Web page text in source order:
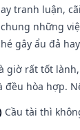
tranh luận,
những
gây ẩu đả
giờ rất tốt
hòa hợp.
Cầu tài thì